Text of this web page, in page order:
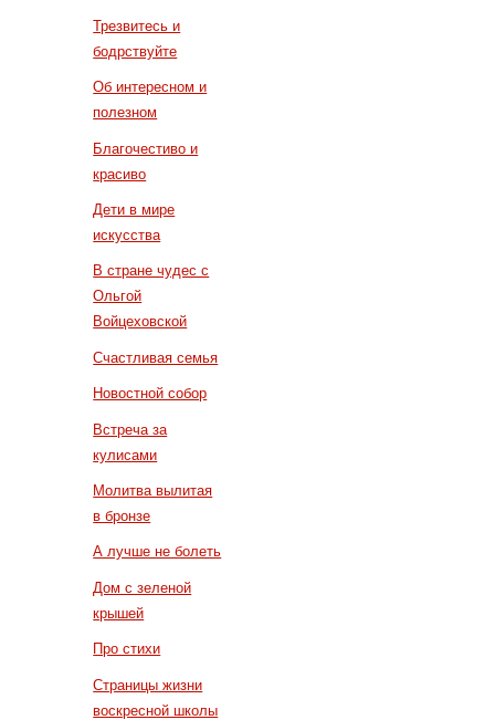
Трезвитесь и
бодрствуйте
Об интересном и
полезном
Благочестиво и
красиво
Дети в мире
искусства
В стране чудес с
Ольгой
Войцеховской
Счастливая семья
Новостной собор
Встреча за
кулисами
Молитва вылитая
в бронзе
А лучше не болеть
Дом с зеленой
крышей
Про стихи
Страницы жизни
воскресной школы